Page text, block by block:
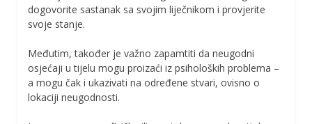
dogovorite sastanak sa svojim liječnikom i provjerite
svoje stanje.
Međutim, također je važno zapamtiti da neugodni
osjećaji u tijelu mogu proizaći iz psiholoških problema –
a mogu čak i ukazivati na određene stvari, ovisno o
lokaciji neugodnosti.